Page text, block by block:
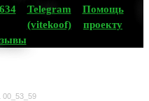
Telegram
(vitekoof)
Помощь
проекту
00_53_59